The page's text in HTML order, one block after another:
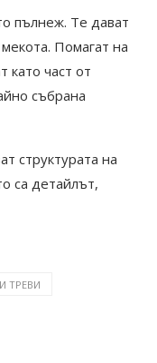
пълнеж. Те дават
Помагат на
като част от
събрана
структурата на
са детайлът,
ТРЕВИ